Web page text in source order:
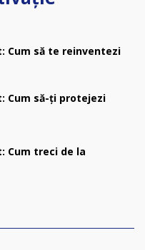
Cum să te reinventezi
Cum să-ți protejezi
Cum treci de la